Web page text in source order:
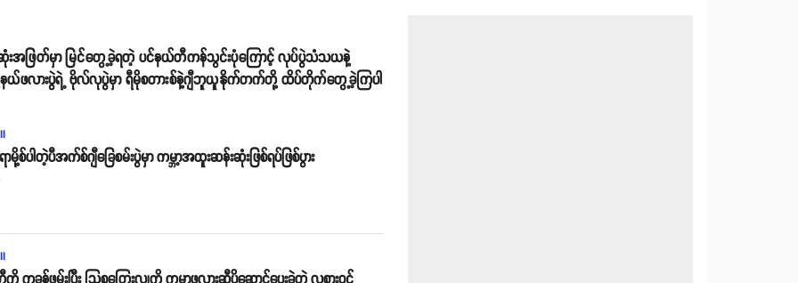
ဆုံးအဖြတ်မှာ မြင်တွေ့ခဲ့ရတဲ့ ပင်နယ်တီကန်သွင်းပုံကြောင့် လုပ်ပွဲသံသယနဲ့
ယ်ဖလားပွဲရဲ့ ဗိုလ်လုပွဲမှာ ရီမိုစတားစ်နဲ့ဂျီဘူယူနိုက်တက်တို့ ထိပ်တိုက်တွေ့ခဲ့ကြပါ
စ်ပါတဲ့ပီအက်စ်ဂျီခြေစမ်းပွဲမှာ ကမ္ဘာ့အထူးဆန်းဆုံးဖြစ်ရပ်ဖြစ်ပွား